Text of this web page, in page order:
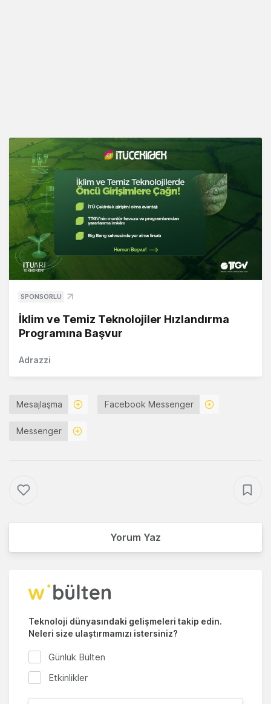
SPONSORLU
İklim ve Temiz Teknolojiler Hızlandırma
Programına Başvur
Adrazzi
Mesajlaşma Facebook Messenger
Messenger
Yorum Yaz
Teknoloji dünyasındaki gelişmeleri takip edin.
Neleri size ulaştırmamızı istersiniz?
Günlük Bülten
Etkinlikler